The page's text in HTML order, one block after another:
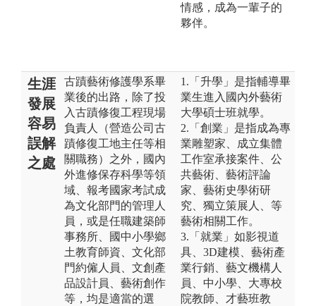
情感，成為一輩子的
夥伴。
生涯
發展
容易
誤解
之處
古蹟藝術修護學系畢
業後的出路，除了投
入古蹟修復工程現場
負責人（營造公司古
蹟修復工地主任等相
關職務）之外，國內
外進修保存科學等領
域、報考國家考試成
為文化部門的管理人
員，或是任職建築師
事務所、國中小學鄉
土教育師資、文化部
門約僱人員、文創產
品設計員、藝術創作
等，均是適當的選
1.「升學」是指輔導畢
業生進入國內外藝術
大學碩士班就學。
2.「創業」是指成為專
業雕塑家、成立集體
工作室承接案件、公
共藝術、藝術評論
家、藝術史學術研
究、獨立策展人、等
藝術相關工作。
3.「就業」如影視道
具、3D建模、藝術產
業行銷、藝文機構人
員、中小學、大專校
院教師、才藝班教